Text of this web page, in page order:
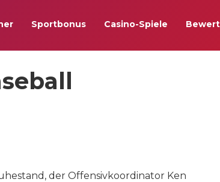
Sportbonus Casino-Spiele
der Offensivkoordinator Ken